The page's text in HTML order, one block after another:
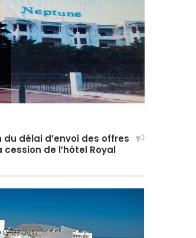
délai d’envoi des offres
de l’hôtel Royal